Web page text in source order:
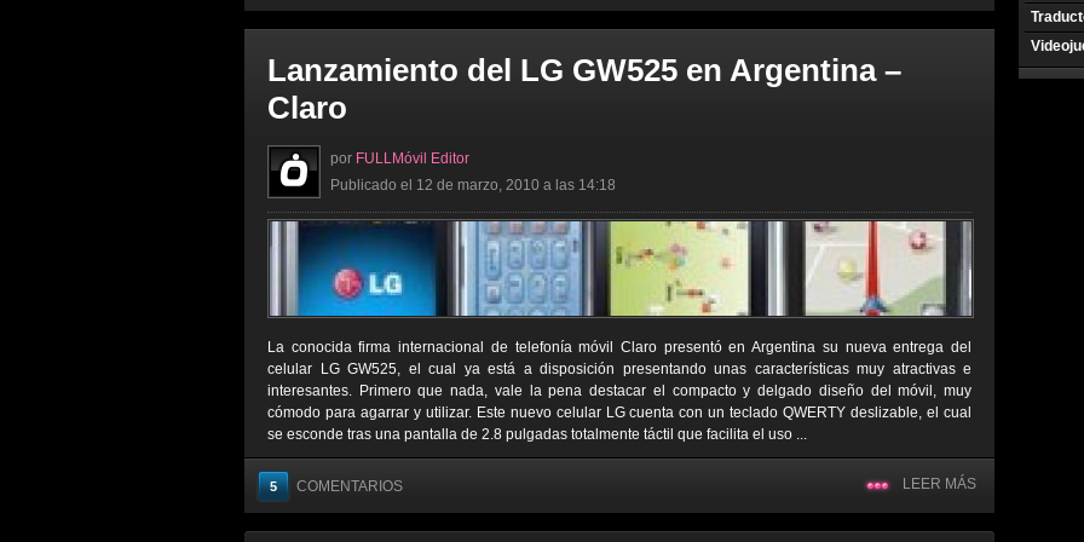
Lanzamiento del LG GW525 en Argentina –
Claro
por FULLMóvil Editor
Publicado el 12 de marzo, 2010 a las 14:18
La conocida firma internacional de telefonía móvil Claro presentó en Argentina su nueva entrega del
celular LG GW525, el cual ya está a disposición presentando unas características muy atractivas e
interesantes. Primero que nada, vale la pena destacar el compacto y delgado diseño del móvil, muy
cómodo para agarrar y utilizar. Este nuevo celular LG cuenta con un teclado QWERTY deslizable, el cual
se esconde tras una pantalla de 2.8 pulgadas totalmente táctil que facilita el uso ...
5 COMENTARIOS LEER MÁS